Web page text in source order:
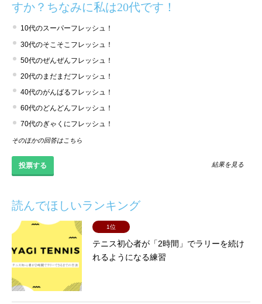
すか？ちなみに私は20代です！
10代のスーパーフレッシュ！
30代のそこそこフレッシュ！
50代のぜんぜんフレッシュ！
20代のまだまだフレッシュ！
40代のがんばるフレッシュ！
60代のどんどんフレッシュ！
70代のぎゃくにフレッシュ！
そのほかの回答はこちら
結果を見る
読んでほしいランキング
1位
テニス初心者が「2時間」でラリーを続け
れるようになる練習